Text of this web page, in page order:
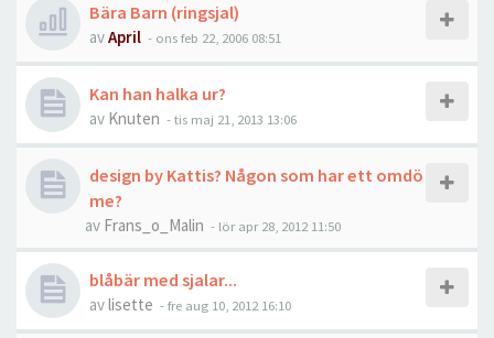
Bära Barn (ringsjal)
avApril - ons feb 22, 2006 08:51
Kan han halka ur?
av Knuten -tis maj 21, 2013 13:06
design by Kattis? Någon som har ett omdö
me?
av Frans_o_Malin - lör apr 28, 2012 11:50
blåbär med sjalar...
avlisette -fre aug 10, 2012 16:10